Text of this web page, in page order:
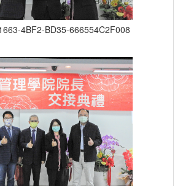
4BF2-BD35-666554C2F008